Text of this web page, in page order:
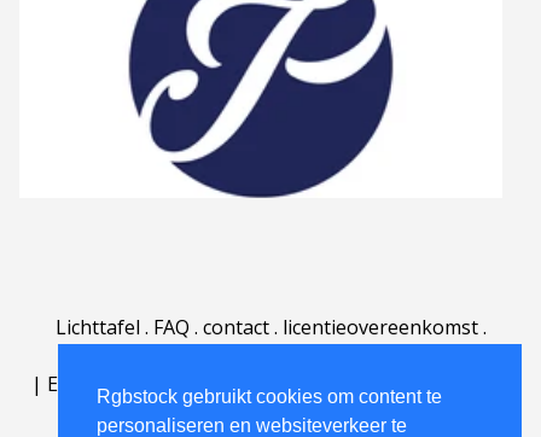
Rgbstock gebruikt cookies om content te
personaliseren en websiteverkeer te
Lichttafel . FAQ . contact. licentieovereenkomst.
| English | Deutsch Español | Português
Nederlands|